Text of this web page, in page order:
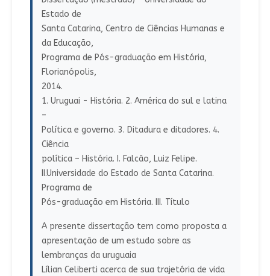
Estado de
Santa Catarina, Centro de Ciências Humanas e
da Educação,
Programa de Pós-graduação em História,
Florianópolis,
2014.
1. Uruguai - História. 2. América do sul e latina
–
Política e governo. 3. Ditadura e ditadores. 4.
Ciência
política – História. I. Falcão, Luiz Felipe.
II.Universidade do Estado de Santa Catarina.
Programa de
Pós-graduação em História. III. Título
A presente dissertação tem como proposta a
apresentação de um estudo sobre as
lembranças da uruguaia
Lílian Celiberti acerca de sua trajetória de vida